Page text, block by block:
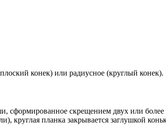
конек) или радиусное (круглый конек).
сформированное скрещением двух или более
круглая планка закрывается заглушкой